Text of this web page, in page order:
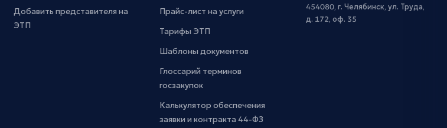
Добавить представителя на
ЭТП
Прайс-лист на услуги
Тарифы ЭТП
Шаблоны документов
Глоссарий терминов
госзакупок
Калькулятор обеспечения
заявки и контракта 44-ФЗ
454080, г. Челябинск, ул. Труда,
д. 172, оф. 35